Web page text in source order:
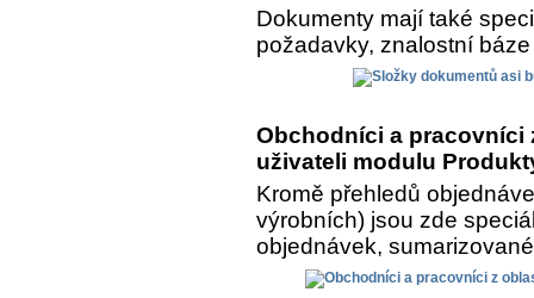
Dokumenty mají také
požadavky, znalostní
Obchodníci a
uživateli modulu
Kromě přehledů
výrobních) jsou zde
objednávek,